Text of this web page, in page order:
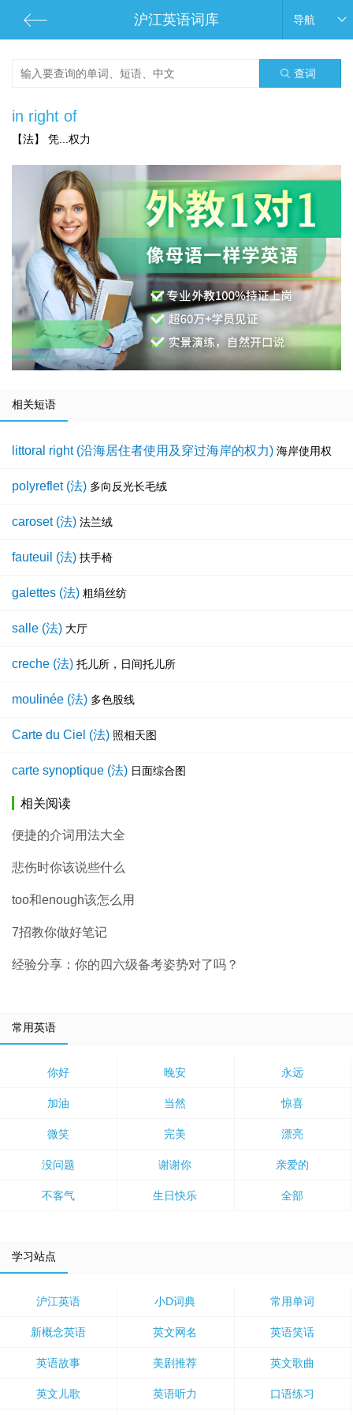
沪江英语词库 导航
查词
in right of
【法】 凭...权力
相关短语
littoral right (沿海居住者使用及穿过海岸的权力) 海岸使用权
polyreflet (法) 多向反光长毛绒
caroset (法) 法兰绒
fauteuil (法) 扶手椅
galettes (法) 粗绢丝纺
salle (法) 大厅
creche (法) 托儿所，日间托儿所
moulinée (法) 多色股线
Carte du Ciel (法) 照相天图
carte synoptique (法) 日面综合图
相关阅读
便捷的介词用法大全
悲伤时你该说些什么
too和enough该怎么用
7招教你做好笔记
经验分享：你的四六级备考姿势对了吗？
常用英语
你好 晚安 永远
加油 当然 惊喜
微笑 完美 漂亮
没问题 谢谢你 亲爱的
不客气 生日快乐 全部
学习站点
沪江英语 小D词典 常用单词
新概念英语 英文网名 英语笑话
英语故事 美剧推荐 英文歌曲
英文儿歌 英语听力 口语练习